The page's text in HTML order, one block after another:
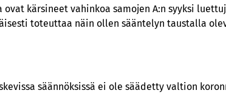
kärsineet vahinkoa samojen A:n syyksi
toteuttaa näin ollen sääntelyn taustalla
säännöksissä ei ole säädetty valtion